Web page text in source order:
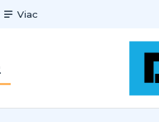
Viac